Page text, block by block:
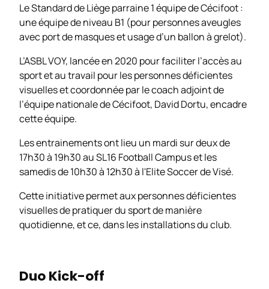
Le Standard de Liège parraine 1 équipe de Cécifoot :
une équipe de niveau B1 (pour personnes aveugles
avec port de masques et usage d’un ballon à grelot).
L’ASBL VOY, lancée en 2020 pour faciliter l’accès au
sport et au travail pour les personnes déficientes
visuelles et coordonnée par le coach adjoint de
l’équipe nationale de Cécifoot, David Dortu, encadre
cette équipe.
Les entrainements ont lieu un mardi sur deux de
17h30 à 19h30 au SL16 Football Campus et les
samedis de 10h30 à 12h30 à l'Elite Soccer de Visé.
Cette initiative permet aux personnes déficientes
visuelles de pratiquer du sport de manière
quotidienne, et ce, dans les installations du club.
Duo Kick-off